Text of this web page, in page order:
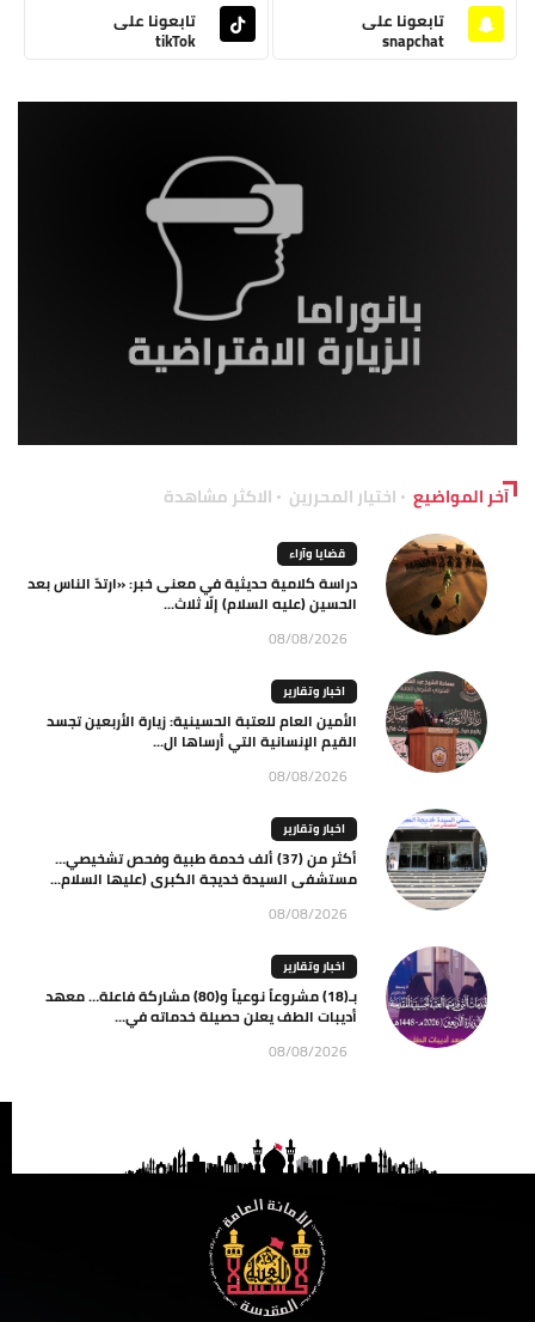
تابعونا على
snapchat
تابعونا على
tikTok
آخر المواضيع اختيار المحررين الاكثر مشاهدة
قضايا وآراء
دراسة كلامية حديثية في معنى خبر: «ارتدّ الناس بعد
الحسين (عليه السلام) إلّا ثلاث...
08/08/2026
اخبار وتقارير
الأمين العام للعتبة الحسينية: زيارة الأربعين تجسد
القيم الإنسانية التي أرساها ال...
08/08/2026
اخبار وتقارير
أكثر من (37) ألف خدمة طبية وفحص تشخيصي…
مستشفى السيدة خديجة الكبرى (عليها السلام...
08/08/2026
اخبار وتقارير
بـ(18) مشروعاً نوعياً و(80) مشاركة فاعلة… معهد
أديبات الطف يعلن حصيلة خدماته في...
08/08/2026